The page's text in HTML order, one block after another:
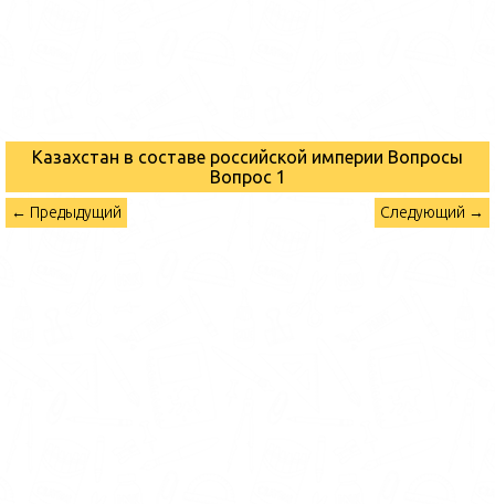
Казахстан в составе российской империи Вопросы
Вопрос 1
← Предыдущий Следующий →